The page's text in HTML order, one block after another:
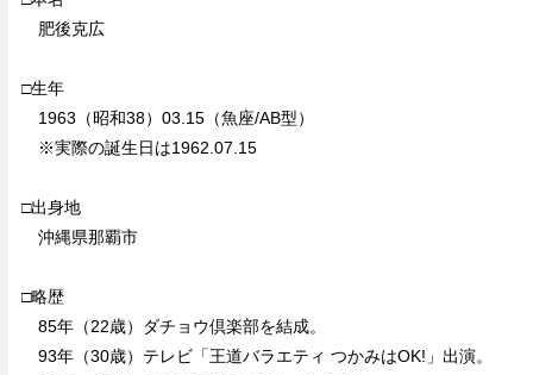
肥後克広
□生年
1963（昭和38）03.15（魚座/AB型）
※実際の誕生日は1962.07.15
□出身地
沖縄県那覇市
□略歴
85年（22歳）ダチョウ倶楽部を結成。
93年（30歳）テレビ「王道バラエティ つかみはOK!」出演。